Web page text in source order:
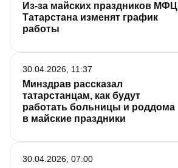
Из-за майских праздников МФЦ
Татарстана изменят график
работы
Минздрав рассказал
татарстанцам, как будут
работать больницы и роддома
в майские праздники
30.04.2026, 11:37
30.04.2026, 07:00